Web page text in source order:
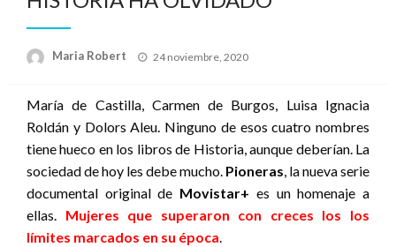
Maria Robert
Publicado
24 noviembre, 2020
María de Castilla, Carmen de Burgos, Luisa Ignacia
Roldán y Dolors Aleu. Ninguno de esos cuatro nombres
tiene hueco en los libros de Historia, aunque deberían. La
sociedad de hoy les debe mucho. Pioneras, la nueva serie
documental original de Movistar+ es un homenaje a
ellas. Mujeres que superaron con creces los los
límites marcados en su época.